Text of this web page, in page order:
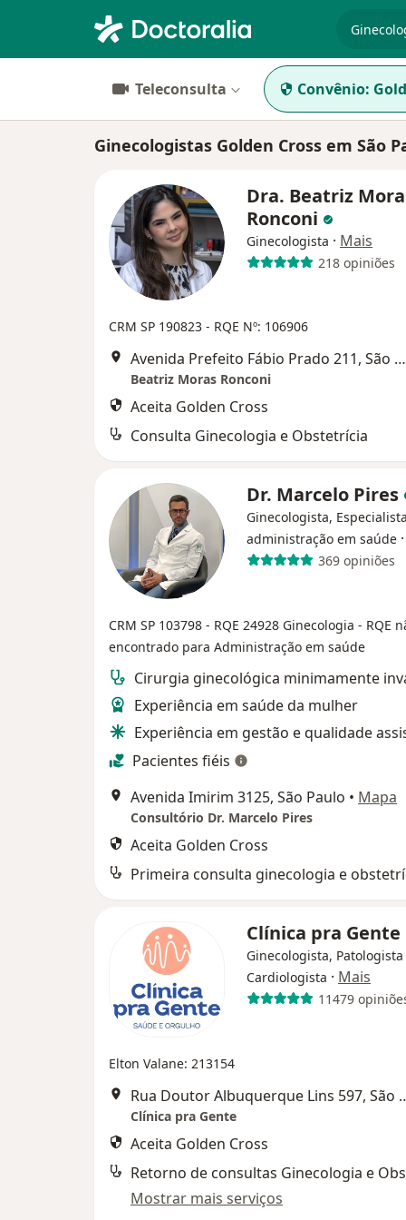
Teleconsulta Convênio:
Ginecologistas Golden Cross em São
Dra. Beatriz
Ronconi
Ginecologista · Mais
218 opiniões
CRM SP 190823 - RQE Nº: 106906
Avenida Prefeito Fábio Prado 211, São Paulo
Beatriz Moras Ronconi
Aceita Golden Cross
Consulta Ginecologia e Obstetrícia
Dr. Marcelo Pires
Ginecologista,
administração em saúde
369 opiniões
CRM SP 103798 - RQE 24928 Ginecologia - RQE
encontrado para Administração em saúde
Cirurgia ginecológica minimamente
Experiência em saúde da mulher
Experiência em gestão e qualidade
Pacientes fiéis
Avenida Imirim 3125, São Paulo • Mapa
Consultório Dr. Marcelo Pires
Aceita Golden Cross
Primeira consulta ginecologia e
Clínica pra Gente
Ginecologista,
Cardiologista · Mais
11479
Elton Valane: 213154
Rua Doutor
Clínica pra Gente
Aceita Golden Cross
Retorno de consultas Ginecologia e
Mostrar mais serviços